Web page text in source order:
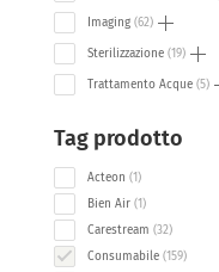
Imaging 6262
Sterilizzazione 1919
Trattamento Acque 55
Tag prodotto
Acteon 11
product
Bien Air 11
product
Carestream 3232
products
Consumabile 159159